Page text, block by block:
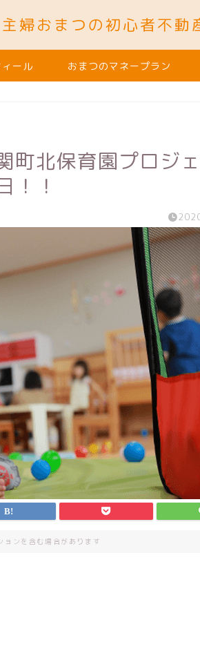
主婦おまつの初心者不動
ール おまつのマネープラン
町北保育園プロジ
！！
ョンを含む場合があります